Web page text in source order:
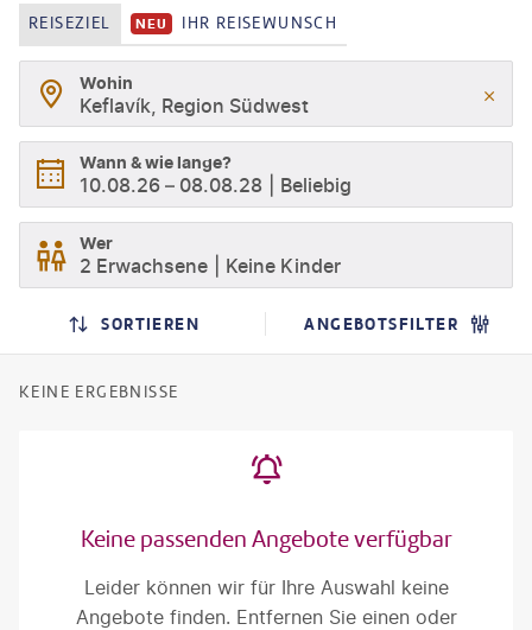
REISEZIEL NEU IHR REISEWUNSCH
Wohin
Keflavík, Region Südwest
Wann & wie lange?
10.08.26 – 08.08.28 Beliebig
Wer
2 Erwachsene Keine Kinder
SORTIEREN ANGEBOTSFILTER
KEINE ERGEBNISSE
Keine passenden Angebote verfügbar
Leider können wir für Ihre Auswahl keine
Angebote finden. Entfernen Sie einen oder